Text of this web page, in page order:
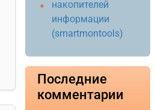
накопителей
информации
(smartmontools)
Последние
комментарии